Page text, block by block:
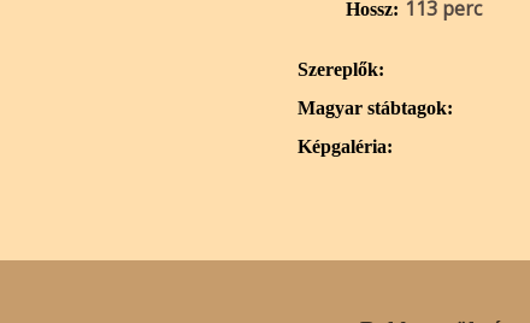
Hossz: 113 perc
Szereplők:
Magyar stábtagok:
Képgaléria: